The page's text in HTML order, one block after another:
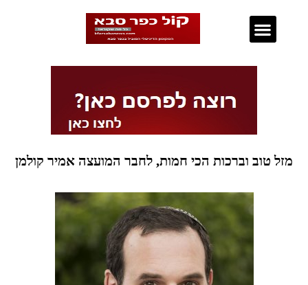
מזל טוב וברכות הכי חמות, לחבר המועצה אמיר קולמן